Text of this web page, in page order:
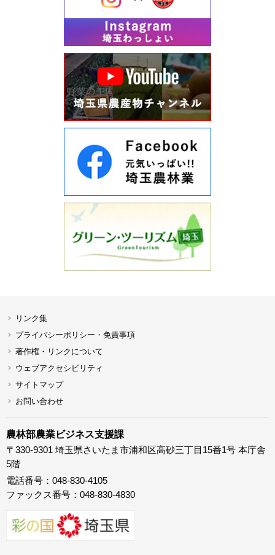
リンク集
プライバシーポリシー・免責事項
著作権・リンクについて
ウェブアクセシビリティ
サイトマップ
お問い合わせ
農林部農業ビジネス支援課
〒330-9301 埼玉県さいたま市浦和区高砂三丁目15番1号 本庁舎
5階
電話番号：048-830-4105
ファックス番号：048-830-4830